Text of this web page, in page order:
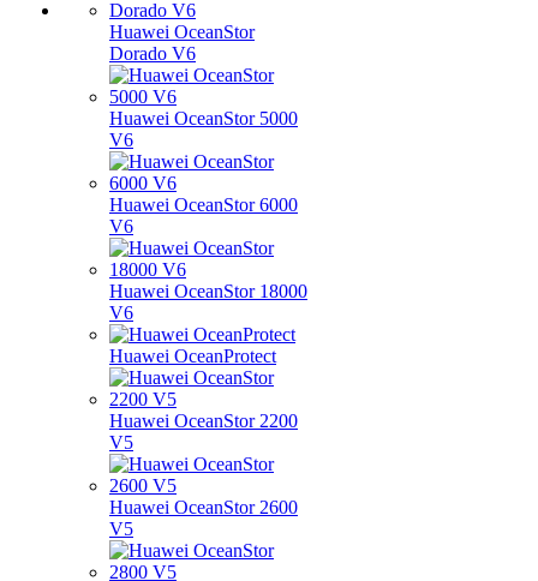
Huawei OceanStor
Dorado V6
Huawei OceanStor 5000
V6
Huawei OceanStor 6000
V6
Huawei OceanStor 18000
V6
Huawei OceanProtect
Huawei OceanStor 2200
V5
Huawei OceanStor 2600
V5